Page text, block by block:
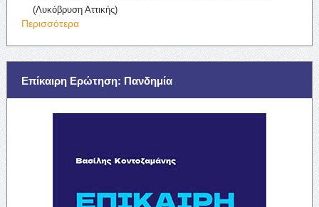
(Λυκόβρυση Αττικής)
Περισσότερα
Επίκαιρη Ερώτηση: Πανδημία